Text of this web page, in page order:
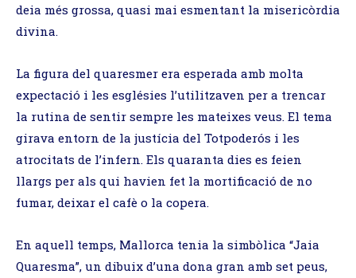
deia més grossa, quasi mai esmentant la misericòrdia
divina.
La figura del quaresmer era esperada amb molta
expectació i les esglésies l’utilitzaven per a trencar
la rutina de sentir sempre les mateixes veus. El tema
girava entorn de la justícia del Totpoderós i les
atrocitats de l’infern. Els quaranta dies es feien
llargs per als qui havien fet la mortificació de no
fumar, deixar el cafè o la copera.
En aquell temps, Mallorca tenia la simbòlica “Jaia
Quaresma”, un dibuix d’una dona gran amb set peus,